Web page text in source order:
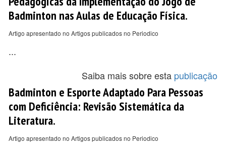
Badminton nas Aulas de Educação Física.
Artigo apresentado no Artigos publicados no Periodico
...
Saiba mais sobre esta publicação
Badminton e Esporte Adaptado Para Pessoas
com Deficiência: Revisão Sistemática da
Literatura.
Artigo apresentado no Artigos publicados no Periodico